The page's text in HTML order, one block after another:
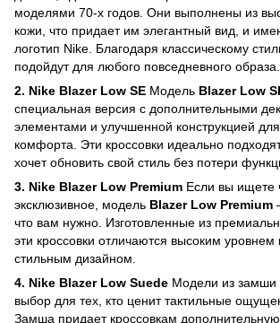
моделями 70-х годов. Они выполнены из
кожи, что придает им элегантный вид, и
логотип Nike. Благодаря классическому
подойдут для любого повседневного образа.
2. Nike Blazer Low SE Модель Blazer Low
специальная версия с дополнительными
элементами и улучшенной конструкцией
комфорта. Эти кроссовки идеально
хочет обновить свой стиль без потери
3. Nike Blazer Low Premium Если вы ищете
эксклюзивное, модель Blazer Low Premium
что вам нужно. Изготовленные из
эти кроссовки отличаются высоким уровнем
стильным дизайном.
4. Nike Blazer Low Suede Модели из замши
выбор для тех, кто ценит тактильные
Замша придает кроссовкам дополнительную